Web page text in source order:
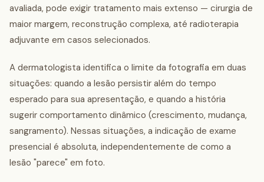
avaliada, pode exigir tratamento mais extenso — cirurgia de
maior margem, reconstrução complexa, até radioterapia
adjuvante em casos selecionados.
A dermatologista identifica o limite da fotografia em duas
situações: quando a lesão persistir além do tempo
esperado para sua apresentação, e quando a história
sugerir comportamento dinâmico (crescimento, mudança,
sangramento). Nessas situações, a indicação de exame
presencial é absoluta, independentemente de como a
lesão "parece" em foto.